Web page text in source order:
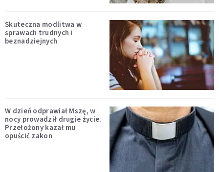
Skuteczna modlitwa w
sprawach trudnych i
beznadziejnych
W dzień odprawiał Mszę, w
nocy prowadził drugie życie.
Przełożony kazał mu
opuścić zakon